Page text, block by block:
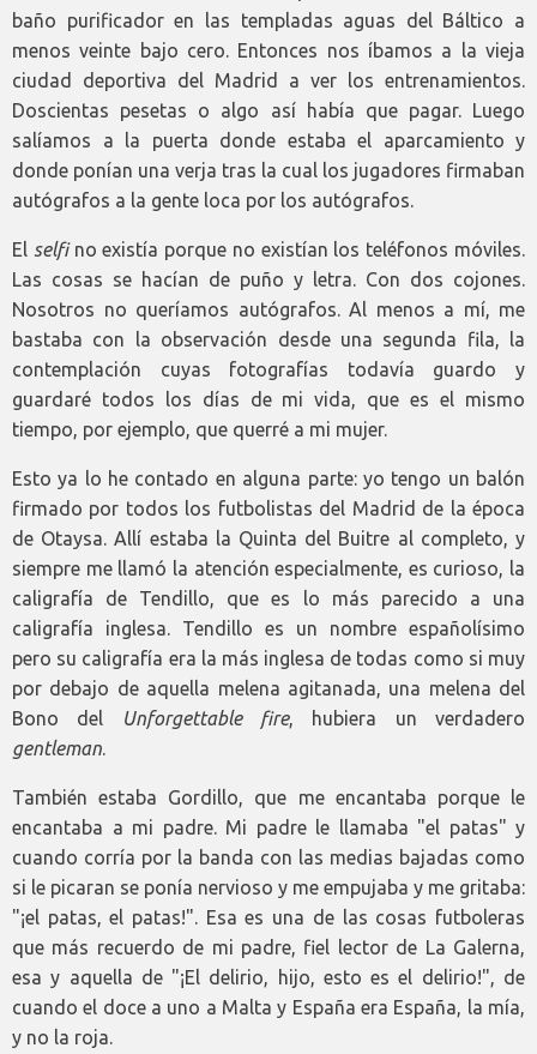
baño purificador en las templadas aguas del Báltico a
menos veinte bajo cero. Entonces nos íbamos a la vieja
ciudad deportiva del Madrid a ver los entrenamientos.
Doscientas pesetas o algo así había que pagar. Luego
salíamos a la puerta donde estaba el aparcamiento y
donde ponían una verja tras la cual los jugadores firmaban
autógrafos a la gente loca por los autógrafos.
El selfino existía porque no existían los teléfonos móviles.
Las cosas se hacían de puño y letra. Con dos cojones.
Nosotros no queríamos autógrafos. Al menos a mí, me
bastaba con la observación desde una segunda fila, la
contemplación cuyas fotografías todavía guardo y
guardaré todos los días de mi vida, que es el mismo
tiempo, por ejemplo, que querré a mi mujer.
Esto ya lo he contado en alguna parte: yo tengo un balón
firmado por todos los futbolistas del Madrid de la época
de Otaysa. Allí estaba la Quinta del Buitre al completo, y
siempre me llamó la atención especialmente, es curioso, la
caligrafía de Tendillo, que es lo más parecido a una
caligrafía inglesa. Tendillo es un nombre españolísimo
pero su caligrafía era la más inglesa de todas como si muy
por debajo de aquella melena agitanada, una melena del
Bono del
Unforgettable fire, hubiera un verdadero
gentleman.
También estaba Gordillo, que me encantaba porque le
encantaba a mi padre. Mi padre le llamaba "el patas" y
cuando corría por la banda con las medias bajadas como
si le picaran se ponía nervioso y me empujaba y me gritaba:
"¡el patas, el patas!". Esa es una de las cosas futboleras
que más recuerdo de mi padre, fiel lector de La Galerna,
esa y aquella de "¡El delirio, hijo, esto es el delirio!", de
cuando el doce a uno a Malta y España era España, la mía,
y no la roja.